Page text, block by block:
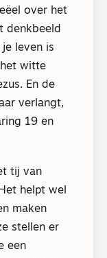
over het
denkbeeld
leven is
witte
En de
verlangt,
19 en
tij van
helpt wel
maken
stellen er
een